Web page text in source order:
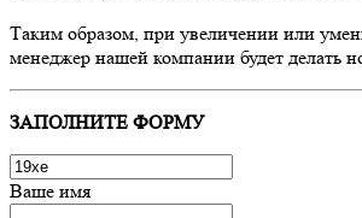
Таким образом, при увеличении или
менеджер нашей компании будет делать
ЗАПОЛНИТЕ ФОРМУ
Ваше имя